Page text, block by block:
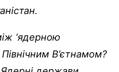
‘ядерною
В’єтнамом?